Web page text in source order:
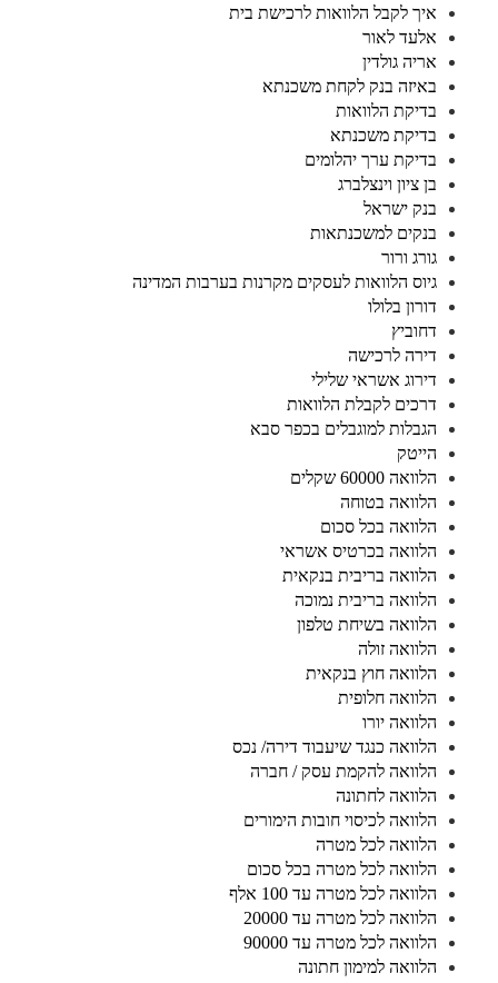
איך לקבל הלוואות לרכישת בית
אלעד לאור
אריה גולדין
באיזה בנק לקחת משכנתא
בדיקת הלוואות
בדיקת משכנתא
בדיקת ערך יהלומים
בן ציון וינצלברג
בנק ישראל
בנקים למשכנתאות
גורג ורור
גיוס הלוואות לעסקים מקרנות בערבות המדינה
דורון בלולו
דחוביץ
דירה לרכישה
דירוג אשראי שלילי
דרכים לקבלת הלוואות
הגבלות למוגבלים בכפר סבא
הייטק
הלוואה 60000 שקלים
הלוואה בטוחה
הלוואה בכל סכום
הלוואה בכרטיס אשראי
הלוואה בריבית בנקאית
הלוואה בריבית נמוכה
הלוואה בשיחת טלפון
הלוואה זולה
הלוואה חוץ בנקאית
הלוואה חלופית
הלוואה יורו
הלוואה כנגד שיעבוד דירה/ נכס
הלוואה להקמת עסק / חברה
הלוואה לחתונה
הלוואה לכיסוי חובות הימורים
הלוואה לכל מטרה
הלוואה לכל מטרה בכל סכום
הלוואה לכל מטרה עד 100 אלף
הלוואה לכל מטרה עד 20000
הלוואה לכל מטרה עד 90000
הלוואה למימון חתונה